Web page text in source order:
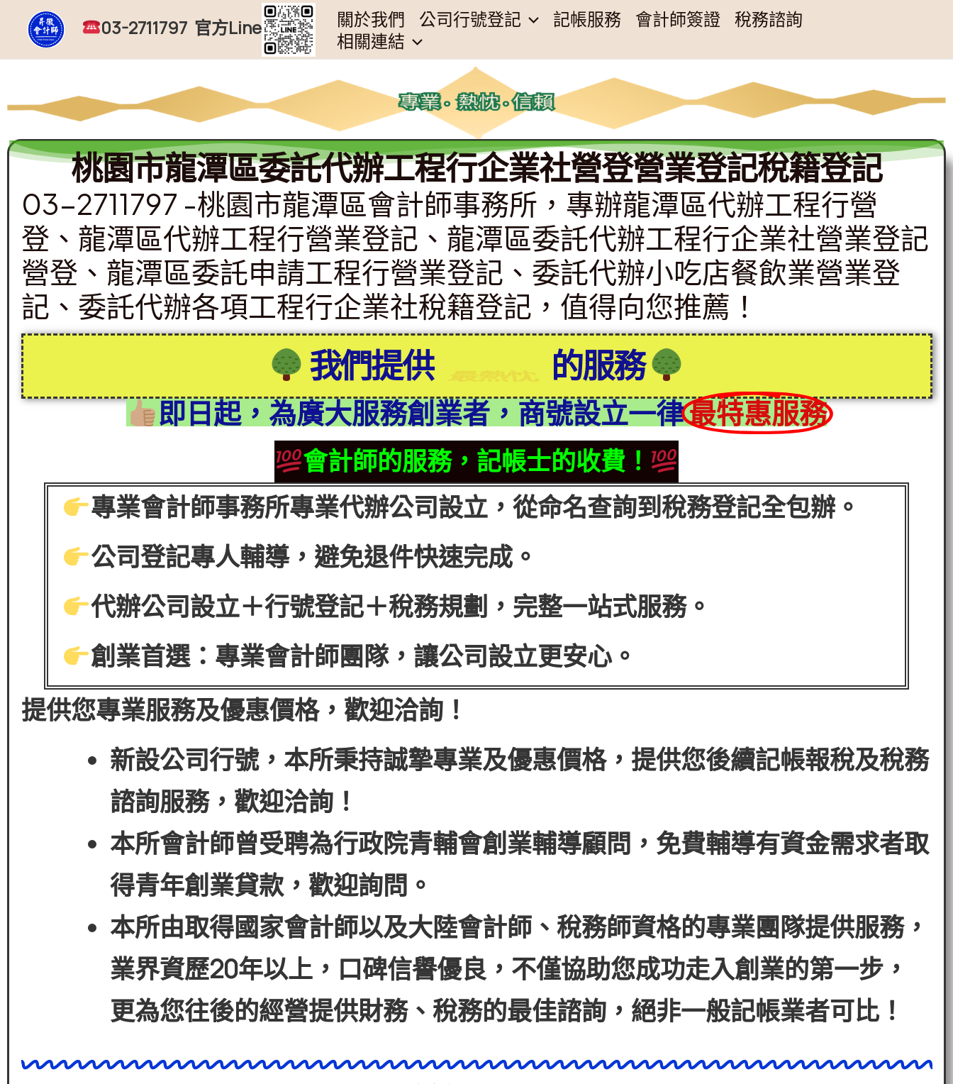
容
03-2711797 官方Line 關於我們 公司行號登記 記帳服務 會計師簽證
稅務諮詢
相關連結
桃園市龍潭區委託代辦工程行企業社營登營業登記稅籍登記
03-2711797 -桃園市龍潭區會計師事務所，專辦龍潭區代辦工程行營
登、龍潭區代辦工程行營業登記、龍潭區委託代辦工程行企業社營業登記
營登、龍潭區委託申請工程行營業登記、委託代辦小吃店餐飲業營業登
記、委託代辦各項工程行企業社稅籍登記，值得向您推薦！
我們提供 的服務
即日起，為廣大服務創業者，商號設立一律最特惠服務
會計師的服務，記帳士的收費！
專業會計師事務所專業代辦公司設立，從命名查詢到稅務登記全包辦。
公司登記專人輔導，避免退件快速完成。
代辦公司設立＋行號登記＋稅務規劃，完整一站式服務。
創業首選：專業會計師團隊，讓公司設立更安心。
提供您專業服務及優惠價格，歡迎洽詢！
新設公司行號，本所秉持誠摯專業及優惠價格，提供您後續記帳報稅及稅務
諮詢服務，歡迎洽詢！
本所會計師曾受聘為行政院青輔會創業輔導顧問，免費輔導有資金需求者取
得青年創業貸款，歡迎詢問。
本所由取得國家會計師以及大陸會計師、稅務師資格的專業團隊提供服務，
業界資歷20年以上，口碑信譽優良，不僅協助您成功走入創業的第一步，
更為您往後的經營提供財務、稅務的最佳諮詢，絕非一般記帳業者可比！